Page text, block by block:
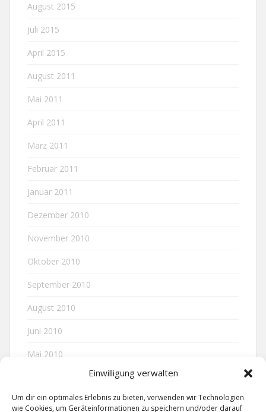
Einwilligung verwalten
Um dir ein optimales Erlebnis zu bieten, verwenden wir Technologien
wie Cookies, um Geräteinformationen zu speichern und/oder darauf
August 2015
Juli 2015
April 2015
August 2011
Mai 2011
April 2011
März 2011
Februar 2011
Januar 2011
Dezember 2010
November 2010
Oktober 2010
September 2010
August 2010
Juni 2010
Mai 2010